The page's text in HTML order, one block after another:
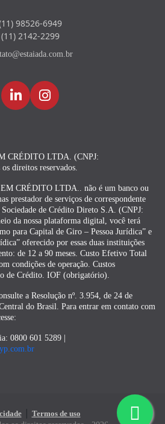
98526-6949
(11) 2142-2299
CRÉDITO LTDA. (CNPJ:
direitos reservados.
CRÉDITO LTDA.. não é um banco ou
prestador de serviços de correspondente
de Crédito Direto S.A. (CNPJ:
da nossa plataforma digital, você terá
para Capital de Giro – Pessoa Jurídica” e
oferecido por essas duas instituições
de 12 a 90 meses. Custo Efetivo Total
condições de operação. Custos
de Crédito. IOF (obrigatório).
a Resolução nº. 3.954, de 24 de
do Brasil. Para entrar em contato com
0800 601 5289 |
| Termos de uso